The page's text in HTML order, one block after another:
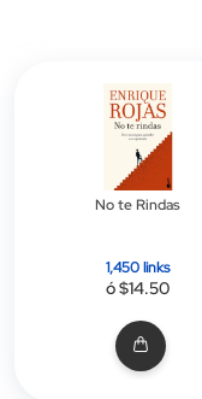
No te Rindas
1,450 links
ó $14.50